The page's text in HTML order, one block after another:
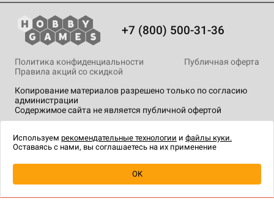
Уведомить о наличии
+7 (800) 500-31-36
Копирование материалов разрешено только по согласию
администрации
Содержимое сайта не является публичной офертой
Политика конфиденциальности
Публичная оферта
Правила акций со скидкой
технологии.
Используем рекомендательные технологии и файлы куки.
Оставаясь с нами, вы соглашаетесь на их применение
OK